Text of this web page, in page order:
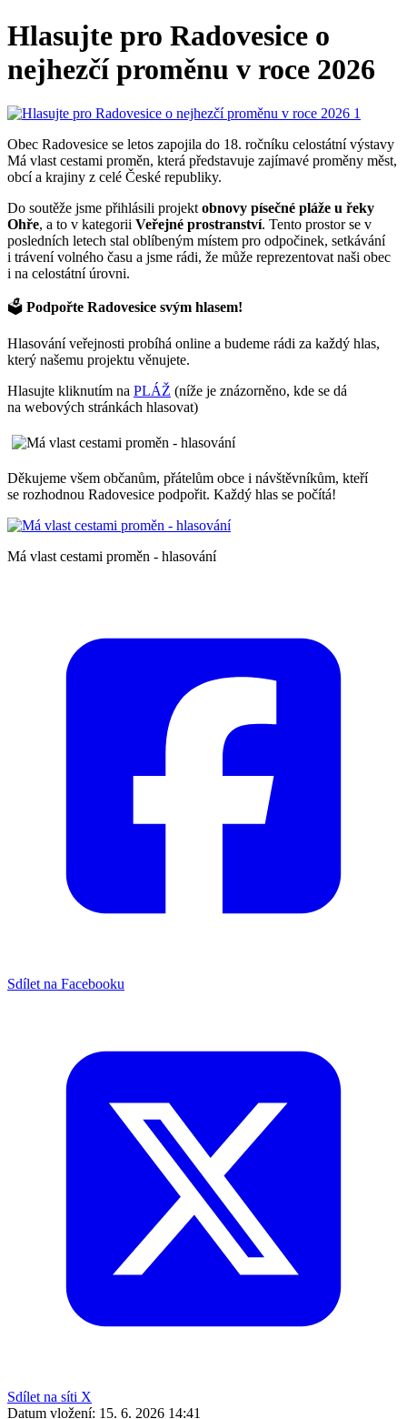
Hlasujte pro Radovesice o
nejhezčí proměnu v roce 2026
Obec Radovesice se letos zapojila do 18. ročníku celostátní výstavy
Má vlast cestami proměn, která představuje zajímavé proměny měst,
obcí a krajiny z celé České republiky.
Do soutěže jsme přihlásili projekt obnovy písečné pláže u řeky
Ohře, a to v kategorii Veřejné prostranství. Tento prostor se v
posledních letech stal oblíbeným místem pro odpočinek, setkávání
i trávení volného času a jsme rádi, že může reprezentovat naši obec
i na celostátní úrovni.
🗳️ Podpořte Radovesice svým hlasem!
Hlasování veřejnosti probíhá online a budeme rádi za každý hlas,
který našemu projektu věnujete.
Hlasujte kliknutím na PLÁŽ (níže je znázorněno, kde se dá
na webových stránkách hlasovat)
Děkujeme všem občanům, přátelům obce i návštěvníkům, kteří
se rozhodnou Radovesice podpořit. Každý hlas se počítá!
Má vlast cestami proměn - hlasování
Sdílet na Facebooku
Sdílet na síti X
Datum vložení: 15. 6. 2026 14:41